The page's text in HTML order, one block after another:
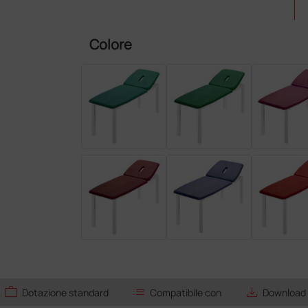
Colore
work Dotazione standard list Compatibile con save_alt Download